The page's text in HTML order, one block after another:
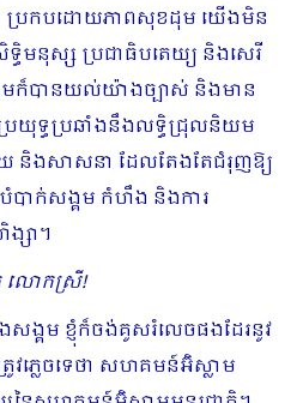
ប្រកបដោយ​ភាពសុខដុម យើង​មិន​
មនុស្ស ប្រជាធិបតេយ្យ និងសេរី
ម​ក៏បាន​យល់យ៉ាង​ច្បាស់ និងមាន​
រប្រយុទ្ធប្រឆាំង​នឹង​លទ្ធិជ្រុលនិយម
និងសាសនា ដែល​តែងតែជំរុញ​ឱ្យ​
បាក់សង្គម កំហឹង និងការ
សា។​
លោកស្រី!
ង្គម ខ្ញុំ​ក៏ចង់គូសរំលេចផងដែរនូវ
វភ្លេចទេថា សហគមន៍អ៊ិស្លាម